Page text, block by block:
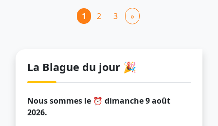
1 2 3 »
La Blague du jour 🎉
Nous sommes le ⏰ dimanche 9 août
2026.